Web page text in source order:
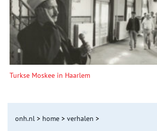
Turkse Moskee in Haarlem
onh.nl > home > verhalen >